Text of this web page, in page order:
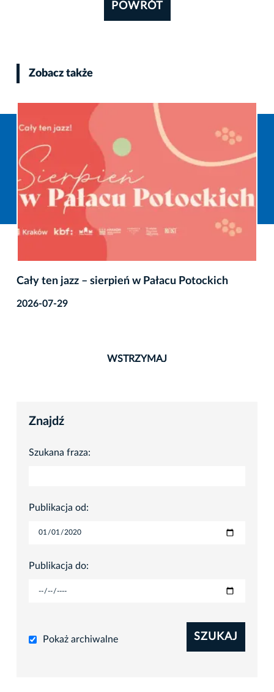
POWRÓT
Zobacz także
Cały ten jazz – sierpień w Pałacu Potockich
2026-07-29
WSTRZYMAJ
Znajdź
Szukana fraza:
Publikacja od:
Publikacja do:
Pokaż archiwalne SZUKAJ